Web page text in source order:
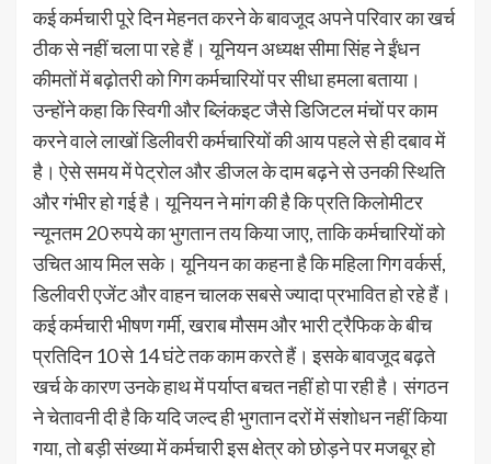
कई कर्मचारी पूरे दिन मेहनत करने के बावजूद अपने परिवार का खर्च
ठीक से नहीं चला पा रहे हैं। यूनियन अध्यक्ष सीमा सिंह ने ईंधन
कीमतों में बढ़ोतरी को गिग कर्मचारियों पर सीधा हमला बताया।
उन्होंने कहा कि स्विगी और ब्लिंकइट जैसे डिजिटल मंचों पर काम
करने वाले लाखों डिलीवरी कर्मचारियों की आय पहले से ही दबाव में
है। ऐसे समय में पेट्रोल और डीजल के दाम बढ़ने से उनकी स्थिति
और गंभीर हो गई है। यूनियन ने मांग की है कि प्रति किलोमीटर
न्यूनतम 20 रुपये का भुगतान तय किया जाए, ताकि कर्मचारियों को
उचित आय मिल सके। यूनियन का कहना है कि महिला गिग वर्कर्स,
डिलीवरी एजेंट और वाहन चालक सबसे ज्यादा प्रभावित हो रहे हैं।
कई कर्मचारी भीषण गर्मी, खराब मौसम और भारी ट्रैफिक के बीच
प्रतिदिन 10 से 14 घंटे तक काम करते हैं। इसके बावजूद बढ़ते
खर्च के कारण उनके हाथ में पर्याप्त बचत नहीं हो पा रही है। संगठन
ने चेतावनी दी है कि यदि जल्द ही भुगतान दरों में संशोधन नहीं किया
गया, तो बड़ी संख्या में कर्मचारी इस क्षेत्र को छोड़ने पर मजबूर हो